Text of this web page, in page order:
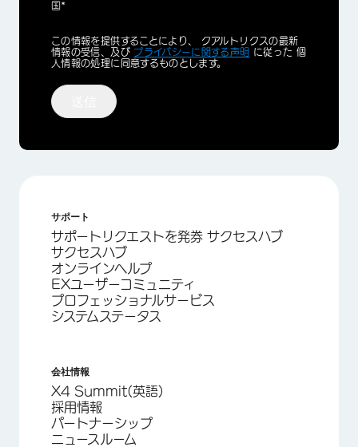
国*
Privacy
Optin
この情報を提供することにより、 クアルトリクスの最新
情報の受信、及び プライバシーに関する声明 に従った 個
人情報の処理に同意するものとします。
サポート
サポートリクエストを発券 サクセスハブ
サクセスハブ
オンラインヘルプ
EXユーザーコミュニティ
プロフェッショナルサービス
システムステータス
会社情報
X4 Summit(英語)
採用情報
パートナーシップ
ニュースルーム